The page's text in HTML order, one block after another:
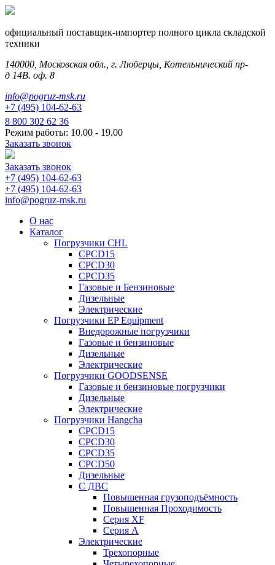
официальный поставщик-импортер полного цикла складской
техники
140000, Московская обл., г. Люберцы, Котельнический пр-
д 14В. оф. 8
info@pogruz-msk.ru
+7 (495) 104-62-63
8 800 302 62 36
Режим работы: 10.00 - 19.00
Заказать звонок
Заказать звонок
+7 (495) 104-62-63
+7 (495) 104-62-63
info@pogruz-msk.ru
О нас
Каталог
Погрузчики CHL
CPCD15
CPCD30
CPCD35
Газовые и Бензиновые
Дизельные
Электрические
Погрузчики EP Equipment
Внедорожные погрузчики
Газовые и бензиновые
Дизельные
Электрические
Погрузчики GOODSENSE
Газовые и бензиновые погрузчики
Дизельные
Электрические
Погрузчики Hangcha
CPCD15
CPCD30
CPCD35
CPCD50
Дизельные
С ДВС
Повышенная грузоподъёмность
Повышенная Проходимость
Серия XF
Серия А
Электрические
Трехопорные